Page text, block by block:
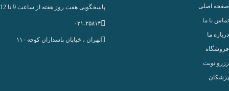
صفحه اصلی
تماس با ما
درباره ما
فروشگاه
رزرو نوبت
پزشکان
پاسخگویی هفت روز هفته از ساعت 9 تا 12
۰۲۱-۲۵۸۱۴
تهران ، خيابان پاسداران كوچه ۱۱۰